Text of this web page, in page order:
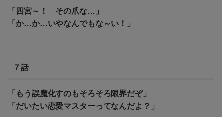
「四宮～！ その爪な…」
「か…か…いやなんでもな～い！」
７話
「もう誤魔化すのもそろそろ限界だぞ」
「だいたい恋愛マスターってなんだよ？」